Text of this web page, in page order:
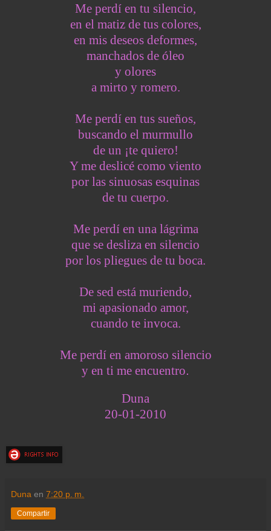
Me perdí en tu silencio,
en el matiz de tus colores,
en mis deseos deformes,
manchados de óleo
y olores
a mirto y romero.
Me perdí en tus sueños,
buscando el murmullo
de un ¡te quiero!
Y me deslicé como viento
por las sinuosas esquinas
de tu cuerpo.
Me perdí en una lágrima
que se desliza en silencio
por los pliegues de tu boca.
De sed está muriendo,
mi apasionado amor,
cuando te invoca.
Me perdí en amoroso silencio
y en ti me encuentro.
Duna
20-01-2010
Duna en 7:20 p. m.
Compartir